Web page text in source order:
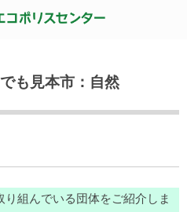
も見本市：自然
組んでいる団体をご紹介しま